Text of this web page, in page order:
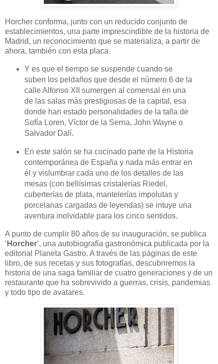
Horcher conforma, junto con un reducido conjunto de
establecimientos, una parte imprescindible de la historia de
Madrid, un reconocimiento que se materializa, a partir de
ahora, también con esta placa.
Y es que el tiempo se suspende cuando se
suben los peldaños que desde el número 6 de la
calle Alfonso XII sumergen al comensal en una
de las salas más prestigiosas de la capital, esa
donde han estado personalidades de la talla de
Sofía Loren, Víctor de la Serna, John Wayne o
Salvador Dalí.
En este salón se ha cocinado parte de la Historia
contemporánea de España y nada más entrar en
él y vislumbrar cada uno de los detalles de las
mesas (con bellísimas cristalerías Riedel,
cuberterías de plata, mantelerías impolutas y
porcelanas cargadas de leyendas) se intuye una
aventura inolvidable para los cinco sentidos.
A punto de cumplir 80 años de su inauguración, se publica
‘ Horcher’, una autobiografía gastronómica publicada por la
editorial Planeta Gastro. A través de las páginas de este
libro, de sus recetas y sus fotografías, descubriremos la
historia de una saga familiar de cuatro generaciones y de un
restaurante que ha sobrevivido a guerras, crisis, pandemias
y todo tipo de avatares.